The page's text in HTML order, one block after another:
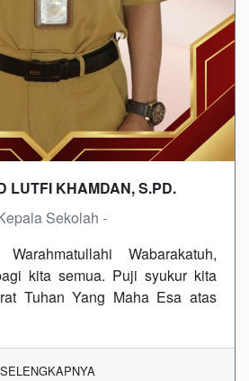
LUTFI KHAMDAN, S.PD.
Sekolah -
Warahmatullahi Wabarakatuh,
kita semua. Puji syukur kita
Tuhan Yang Maha Esa atas
SELENGKAPNYA